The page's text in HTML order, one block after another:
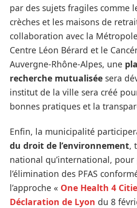
par des sujets fragiles comme
crèches et les maisons de
collaboration avec la
Centre Léon Bérard et le
Auvergne-Rhône-Alpes, une
recherche mutualisée sera
institut de la ville sera créé
bonnes pratiques et la
Enfin, la municipalité
du droit de l’environnement,
national qu’international,
l’élimination des PFAS
l’approche « One Health 4
Déclaration de Lyon du 8